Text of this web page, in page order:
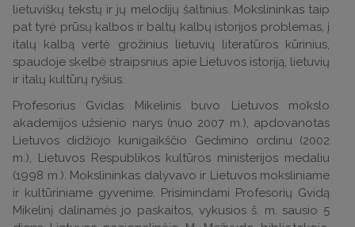
lietuviškų tekstų ir jų melodijų šaltinius. Mokslininkas taip
pat tyrė prūsų kalbos ir baltų kalbų istorijos problemas, į
italų kalbą vertė grožinius lietuvių literatūros kūrinius,
spaudoje skelbė straipsnius apie Lietuvos istoriją, lietuvių
ir italų kultūrų ryšius.
Profesorius Gvidas Mikelinis buvo Lietuvos mokslo
akademijos užsienio narys (nuo 2007 m.), apdovanotas
Lietuvos didžiojo kunigaikščio Gedimino ordinu (2002
m.), Lietuvos Respublikos kultūros ministerijos medaliu
(1998 m.). Mokslininkas dalyvavo ir Lietuvos moksliniame
ir kultūriniame gyvenime. Prisimindami Profesorių Gvidą
Mikelinį dalinamės jo paskaitos, vykusios š. m. sausio 5